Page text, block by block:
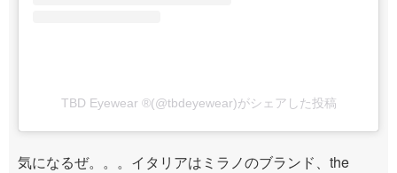
TBD Eyewear ®(@tbdeyewear)がシェアした投稿
気になるぜ。。。イタリアはミラノのブランド、the